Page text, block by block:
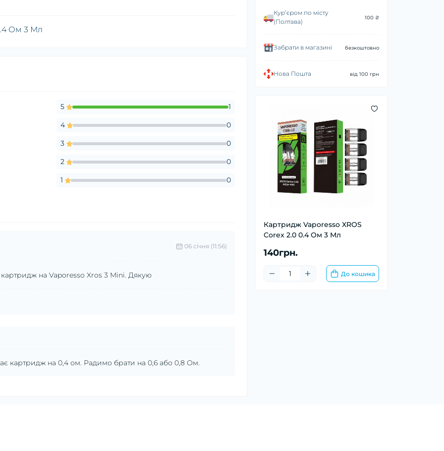
Курʼєром по місту
(Полтава)
100 ₴
Забрати в магазині безкоштовно
Нова Пошта від 100 грн
Картридж Vaporesso XROS
Corex 2.0 0.4 Ом 3 Мл
140грн.
До кошика
Ом 3 Мл
5 1
4 0
3 0
2 0
1 0
06 cічня (11:56)
на Vaporesso Xros 3 Mini. Дякую
картридж на 0,4 ом. Радимо брати на 0,6 або 0,8 Ом.